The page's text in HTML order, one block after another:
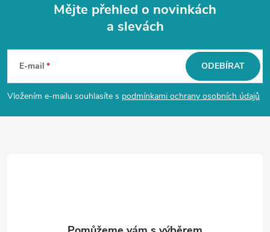
p
a
Mějte přehled o novinkách
a slevách
E-mail
Vložením e-mailu souhlasíte s podmínkami ochrany osobních údajů
ODEBÍRAT